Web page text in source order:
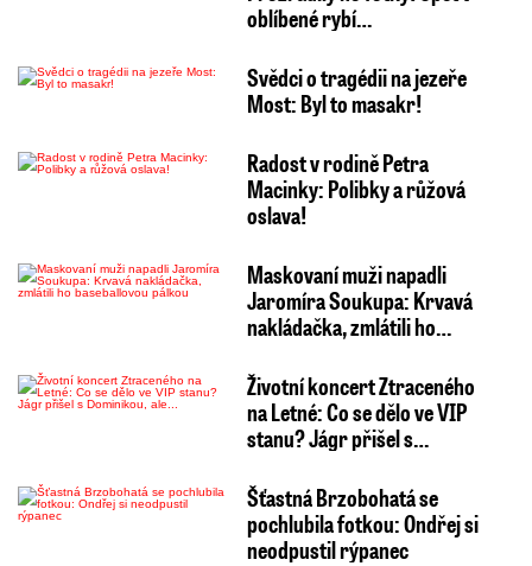
oblíbené rybí…
Svědci o tragédii na jezeře
Most: Byl to masakr!
Radost v rodině Petra
Macinky: Polibky a růžová
oslava!
Maskovaní muži napadli
Jaromíra Soukupa: Krvavá
nakládačka, zmlátili ho…
Životní koncert Ztraceného
na Letné: Co se dělo ve VIP
stanu? Jágr přišel s…
Šťastná Brzobohatá se
pochlubila fotkou: Ondřej si
neodpustil rýpanec